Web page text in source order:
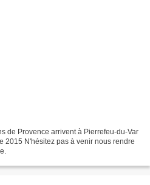
de Provence arrivent à Pierrefeu-du-Var
2015 N'hésitez pas à venir nous rendre